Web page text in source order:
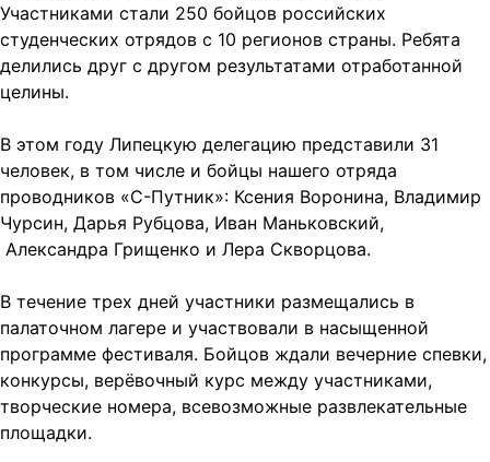
Участниками стали 250 бойцов российских
студенческих отрядов с 10 регионов страны. Ребята
делились друг с другом результатами отработанной
целины.
В этом году Липецкую делегацию представили 31
человек, в том числе и бойцы нашего отряда
проводников «С-Путник»: Ксения Воронина, Владимир
Чурсин, Дарья Рубцова, Иван Маньковский,
Александра Грищенко и Лера Скворцова.
В течение трех дней участники размещались в
палаточном лагере и участвовали в насыщенной
программе фестиваля. Бойцов ждали вечерние спевки,
конкурсы, верёвочный курс между участниками,
творческие номера, всевозможные развлекательные
площадки.